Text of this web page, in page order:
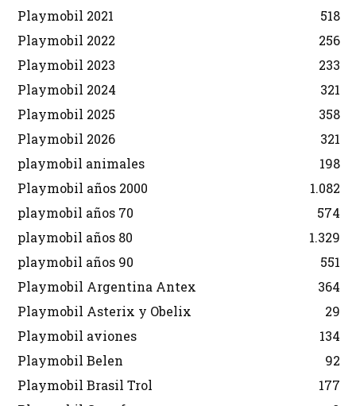
Playmobil 2021
518
Playmobil 2022
256
Playmobil 2023
233
Playmobil 2024
321
Playmobil 2025
358
Playmobil 2026
321
playmobil animales
198
Playmobil años 2000
1.082
playmobil años 70
574
playmobil años 80
1.329
playmobil años 90
551
Playmobil Argentina Antex
364
Playmobil Asterix y Obelix
29
Playmobil aviones
134
Playmobil Belen
92
Playmobil Brasil Trol
177